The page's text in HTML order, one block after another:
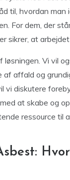
til, hvordan
For dem, der
sikrer, at
løsningen. Vi vil
affald og
vi diskutere
at skabe og
ressource til